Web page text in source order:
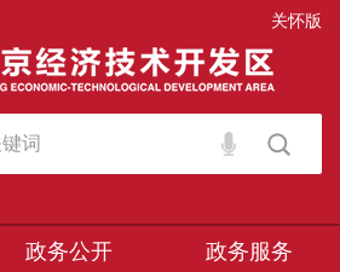
关怀版
政务公开 政务服务